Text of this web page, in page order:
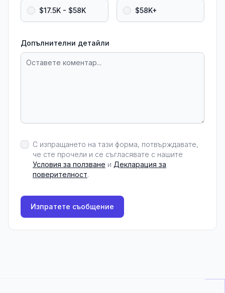
$17.5K - $58K $58K+
Допълнителни детайли
С изпращането на тази форма, потвърждавате,
че сте прочели и се съгласявате с нашите
Условия за ползване и Декларация за
поверителност.
Изпратете съобщение